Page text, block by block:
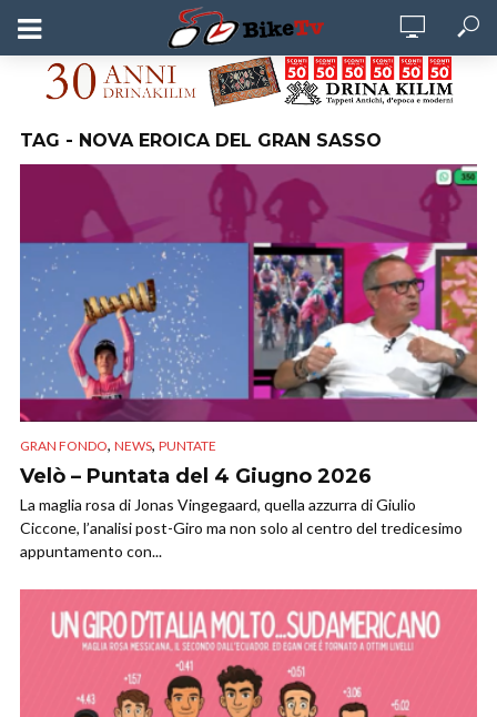
TAG - NOVA EROICA DEL GRAN SASSO
GRAN FONDO, NEWS, PUNTATE
Velò – Puntata del 4 Giugno 2026
La maglia rosa di Jonas Vingegaard, quella azzurra di Giulio
Ciccone, l’analisi post-Giro ma non solo al centro del tredicesimo
appuntamento con...